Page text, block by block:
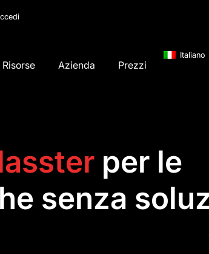
Risorse Azienda Prezzi
Italiano
per le
senza